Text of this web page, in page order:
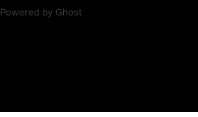
Powered by Ghost